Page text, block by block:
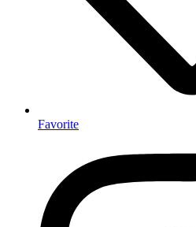
Favorite